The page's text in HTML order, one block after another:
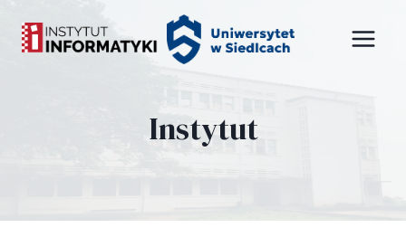
Panel zarządzania plikami cookies
treści
Instytut